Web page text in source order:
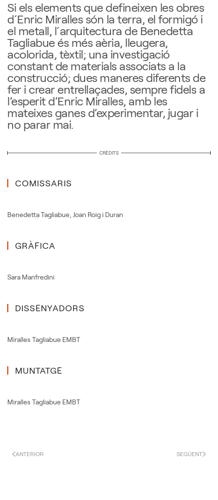
Si els elements que defineixen les obres
d´Enric Miralles són la terra, el formigó i
el metall, l´arquitectura de Benedetta
Tagliabue és més aèria, lleugera,
acolorida, tèxtil; una investigació
constant de materials associats a la
construcció; dues maneres diferents de
fer i crear entrellaçades, sempre fidels a
l’esperit d’Enric Miralles, amb les
mateixes ganes d’experimentar, jugar i
no parar mai.
CRÈDITS
COMISSARIS
Benedetta Tagliabue Joan Roig i Duran
GRÀFICA
Sara Manfredini
DISSENYADORS
Miralles Tagliabue EMBT
MUNTATGE
Miralles Tagliabue EMBT
ANTERIOR SEGÜENT